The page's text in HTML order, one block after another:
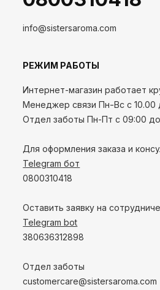
info@sistersaroma.com
РЕЖИМ РАБОТЫ
Интернет-магазин работает
Менеджер связи Пн-Вс с 10.00
Отдел заботы Пн-Пт с 09:00 до
Для оформления заказа и
Telegram бот
0800310418
Оставить заявку на
Telegram bot
380636312898
Отдел заботы
customercare@sistersaroma.com